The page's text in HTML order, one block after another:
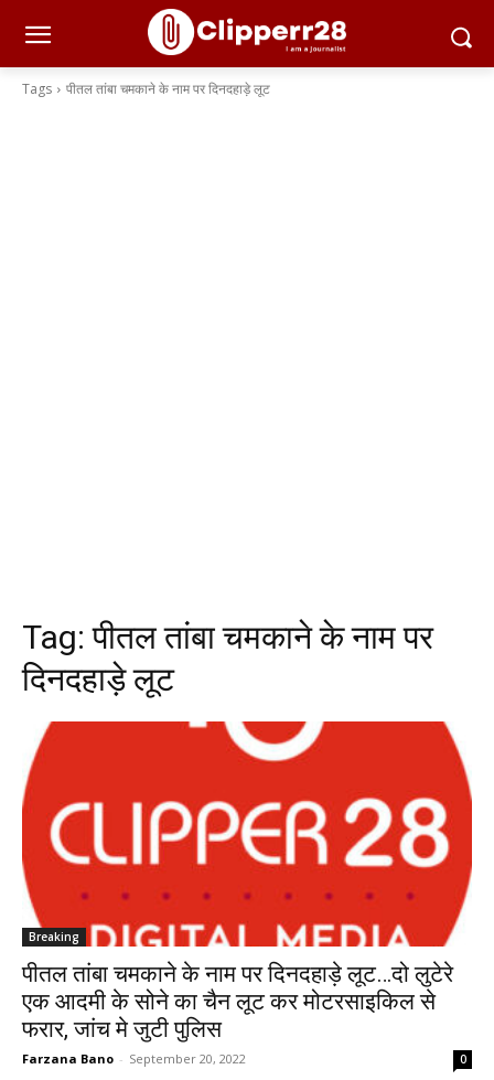
Tags पीतल तांबा चमकाने के नाम पर दिनदहाड़े लूट
Tag:पीतल तांबा चमकाने के नाम पर
दिनदहाड़े लूट
Breaking
पीतल तांबा चमकाने के नाम पर दिनदहाड़े लूट…दो लुटेरे
एक आदमी के सोने का चैन लूट कर मोटरसाइकिल से
फरार, जांच मे जुटी पुलिस
Farzana Bano - September 20, 2022 0